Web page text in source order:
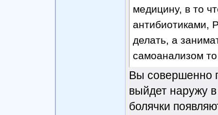
медицину, в то
антибиотиками,
делать, а
самоанализом
Вы совершенно
выйдет наружу
болячки